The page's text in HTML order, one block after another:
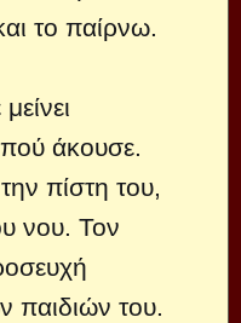
το παίρνω.
άκουσε.
πίστη του,
νου. Τον
παιδιών του.